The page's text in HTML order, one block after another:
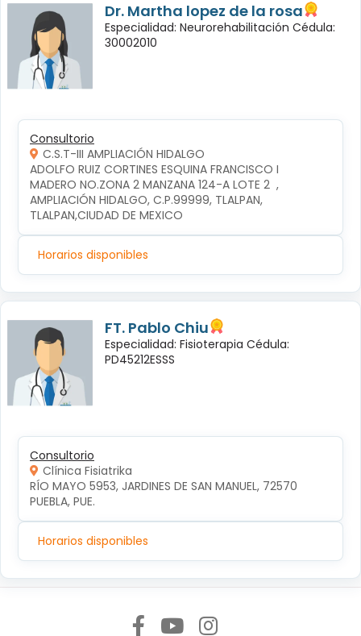
Dr. Martha lopez de la rosa
Especialidad: Neurorehabilitación Cédula:
30002010
Consultorio
C.S.T-III AMPLIACIÓN HIDALGO
ADOLFO RUIZ CORTINES ESQUINA FRANCISCO I
MADERO NO.ZONA 2 MANZANA 124-A LOTE 2  ,
AMPLIACIÓN HIDALGO, C.P.99999, TLALPAN,
TLALPAN,CIUDAD DE MEXICO
Horarios disponibles
FT. Pablo Chiu
Especialidad: Fisioterapia Cédula:
PD45212ESSS
Consultorio
Clínica Fisiatrika
RÍO MAYO 5953, JARDINES DE SAN MANUEL, 72570
PUEBLA, PUE.
Horarios disponibles